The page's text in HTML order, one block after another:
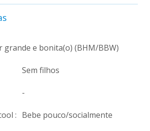
grande e bonita(o) (BHM/BBW)
Sem filhos
-
: Bebe pouco/socialmente